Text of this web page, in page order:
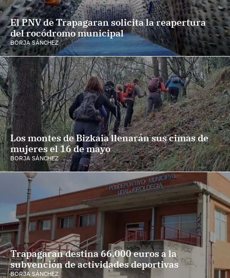
El PNV de Trapagaran solicita la reapertura
del rocódromo municipal
BORJA SÁNCHEZ
Los montes de Bizkaia llenarán sus cimas de
mujeres el 16 de mayo
BORJA SÁNCHEZ
Trapagaran destina 66.000 euros a la
subvención de actividades deportivas
BORJA SÁNCHEZ